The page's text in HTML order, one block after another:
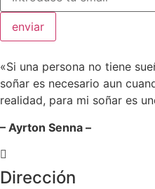
enviar
«Si una persona no tiene
soñar es necesario aun
realidad, para mi soñar es
– Ayrton Senna –
Dirección